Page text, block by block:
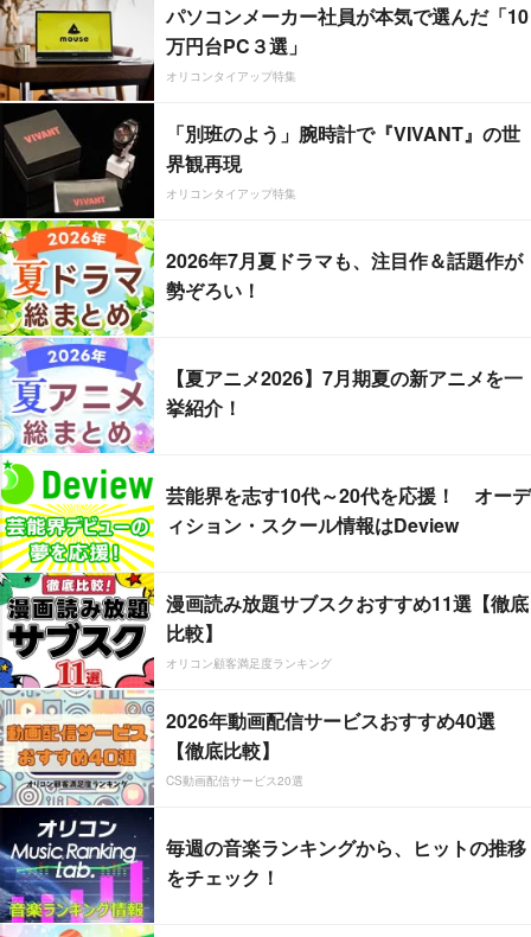
パソコンメーカー社員が本気で選んだ「10
万円台PC３選」
オリコンタイアップ特集
「別班のよう」腕時計で『VIVANT』の世
界観再現
オリコンタイアップ特集
2026年7月夏ドラマも、注目作＆話題作が
勢ぞろい！
【夏アニメ2026】7月期夏の新アニメを一
挙紹介！
芸能界を志す10代～20代を応援！ オーデ
ィション・スクール情報はDeview
漫画読み放題サブスクおすすめ11選【徹底
比較】
オリコン顧客満足度ランキング
2026年動画配信サービスおすすめ40選
【徹底比較】
CS動画配信サービス20選
毎週の音楽ランキングから、ヒットの推移
をチェック！